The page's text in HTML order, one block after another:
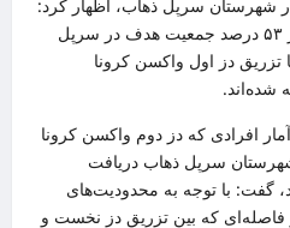
شهرستان سرپل ذهاب، اظهار کرد:
سرپل
تزریق دز اول واکسنکرونا
شده‌اند.
افرادی که دز دوم واکسنکرونا
سرپل ذهاب دریافت
گفت: با توجه به محدودیت‌های
که بین تزریق دز نخست و